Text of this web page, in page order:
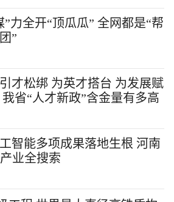
”力全开“顶瓜瓜” 全网都是“帮
”
才松绑 为英才搭台 为发展赋
我省“人才新政”含金量有多高
智能多项成果落地生根 河南
业全搜索